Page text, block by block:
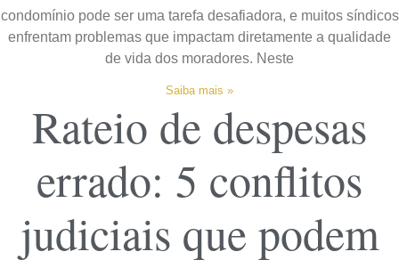
condomínio pode ser uma tarefa desafiadora, e muitos síndicos
enfrentam problemas que impactam diretamente a qualidade
de vida dos moradores. Neste
Saiba mais »
Rateio de despesas
errado: 5 conflitos
judiciais que podem